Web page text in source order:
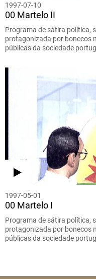
1997-07-10
00 Martelo II
Programa de sátira política,
protagonizada por bonecos
públicas da sociedade
1997-05-01
00 Martelo I
Programa de sátira política,
protagonizada por bonecos
públicas da sociedade